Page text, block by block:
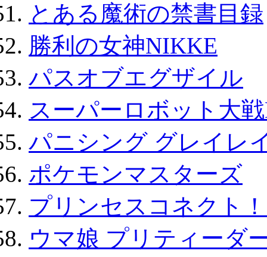
とある魔術の禁書目録
勝利の女神NIKKE
パスオブエグザイル
スーパーロボット大
パニシング グレイレ
ポケモンマスターズ
プリンセスコネクト
ウマ娘 プリティーダ